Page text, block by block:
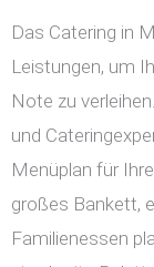
Das Catering in
Leistungen, um
Note zu
und
Menüplan für
großes Bankett,
Familienessen